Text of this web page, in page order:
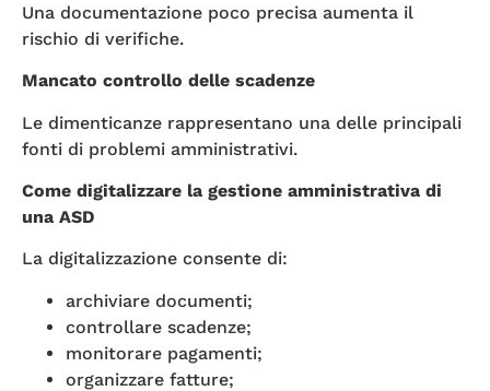
Una documentazione poco precisa aumenta il
rischio di verifiche.
Mancato controllo delle scadenze
Le dimenticanze rappresentano una delle principali
fonti di problemi amministrativi.
Come digitalizzare la gestione amministrativa di
una ASD
La digitalizzazione consente di:
archiviare documenti;
controllare scadenze;
monitorare pagamenti;
organizzare fatture;